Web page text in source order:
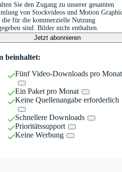
Sie den Zugang zu unserer gesamten
von Stockvideos und Motion
für die kommerzielle Nutzung
sind. Bilder nicht enthalten.
Jetzt abonnieren
beinhaltet:
Fünf Video-Downloads pro Monat
Ein Paket pro Monat
Keine Quellenangabe erforderlich
Schnellere Downloads
Prioritätssupport
Keine Werbung